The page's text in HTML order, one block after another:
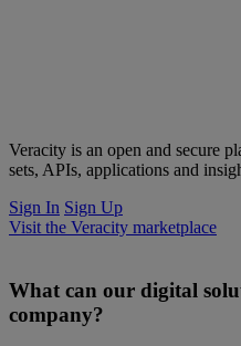
Veracity is an open and secure
sets, APIs, applications and
Sign In Sign Up
Visit the Veracity marketplace
What can our digital
company?